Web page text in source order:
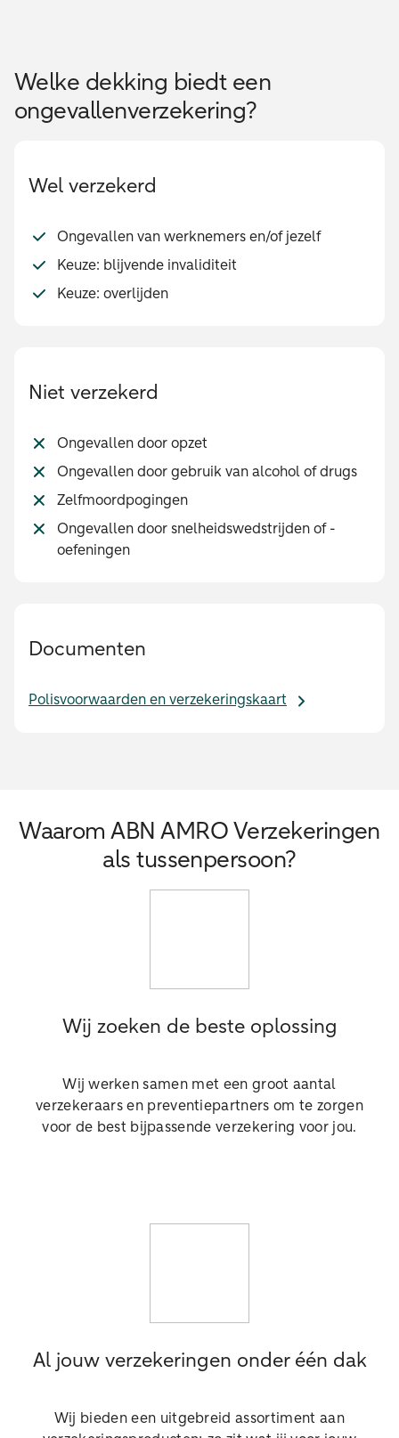
Welke dekking biedt een
ongevallenverzekering?
Wel verzekerd
Ongevallen van werknemers en/of jezelf
Keuze: blijvende invaliditeit
Keuze: overlijden
Niet verzekerd
Ongevallen door opzet
Ongevallen door gebruik van alcohol of drugs
Zelfmoordpogingen
Ongevallen door snelheidswedstrijden of -
oefeningen
Documenten
Polisvoorwaarden en verzekeringskaart
Waarom ABN AMRO Verzekeringen
als tussenpersoon?
Wij zoeken de beste oplossing
Wij werken samen met een groot aantal
verzekeraars en preventiepartners om te zorgen
voor de best bijpassende verzekering voor jou.
Al jouw verzekeringen onder één dak
Wij bieden een uitgebreid assortiment aan